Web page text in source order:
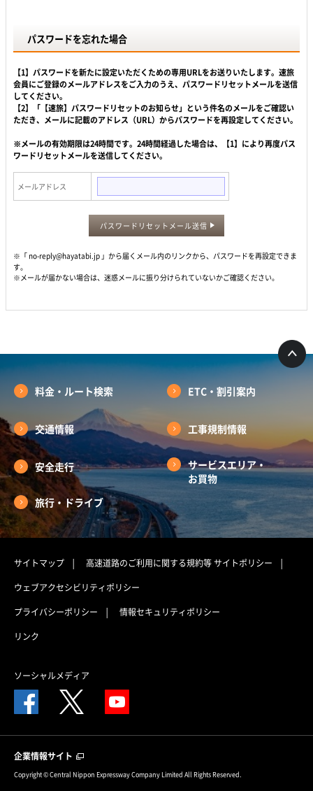
パスワードを忘れた場合
【1】パスワードを新たに設定いただくための専用URLをお送りいたします。速旅
会員にご登録のメールアドレスをご入力のうえ、パスワードリセットメールを送信
してください。
【2】「【速旅】パスワードリセットのお知らせ」という件名のメールをご確認い
ただき、メールに記載のアドレス（URL）からパスワードを再設定してください。
※メールの有効期限は24時間です。24時間経過した場合は、【1】により再度パス
ワードリセットメールを送信してください。
メールアドレス
パスワードリセットメール送信
※「 no-reply@hayatabi.jp 」から届くメール内のリンクから、パスワードを再設定できま
す。
※メールが届かない場合は、迷惑メールに振り分けられていないかご確認ください。
料金・ルート検索 ETC・割引案内
交通情報 工事規制情報
安全走行
サービスエリア・
お買物
旅行・ドライブ
サイトマップ 高速道路のご利用に関する規約等サイトポリシー
ウェブアクセシビリティポリシー
プライバシーポリシー
情報セキュリティポリシー
リンク
ソーシャルメディア
企業情報サイト
Copyright © Central Nippon Expressway Company Limited All Rights Reserved.